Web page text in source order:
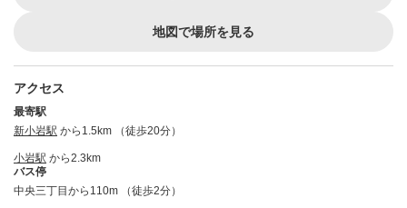
地図で場所を見る
アクセス
最寄駅
新小岩駅 から1.5km （徒歩20分）
小岩駅 から2.3km
バス停
中央三丁目から110m （徒歩2分）